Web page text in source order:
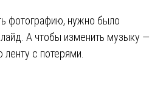
фотографию, нужно было
А чтобы изменить музыку —
с потерями.